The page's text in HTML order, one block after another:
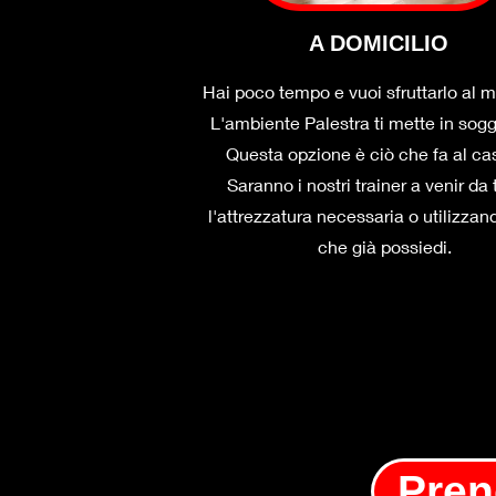
A DOMICILIO
Hai poco tempo e vuoi sfruttarlo al
L'ambiente Palestra ti mette in
Questa opzione è ciò che fa al
Saranno i nostri trainer a venir da
l'attrezzatura necessaria o
che già possiedi.